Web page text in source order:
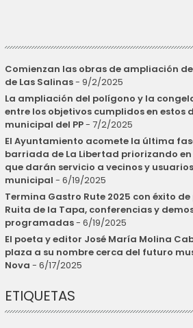
Comienzan las obras de ampliación
de Las Salinas- 9/2/2025
La ampliación del polígono y la
entre los objetivos cumplidos en estos
municipal del PP- 7/2/2025
El Ayuntamiento acomete la última
barriada de La Libertad priorizando
que darán servicio a vecinos y
municipal - 6/19/2025
Termina Gastro Rute 2025 con éxito
Ruita de la Tapa, conferencias y
programadas- 6/19/2025
El poeta y editor José María Molina
plaza a su nombre cerca del futuro
Nova - 6/17/2025
ETIQUETAS